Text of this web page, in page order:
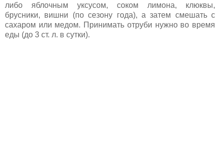
либо яблочным уксусом, соком лимона, клюквы,
брусники, вишни (по сезону года), а затем смешать с
сахаром или медом. Принимать отруби нужно во время
еды (до 3 ст. л. в сутки).